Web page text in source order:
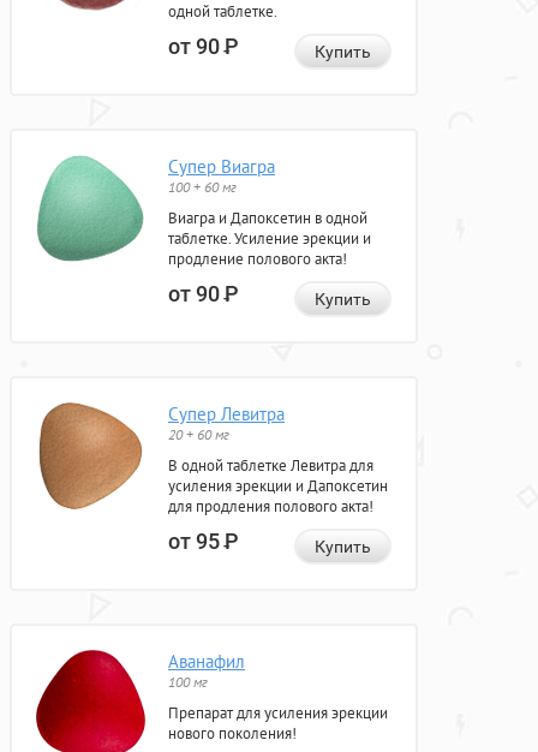
одной таблетке.
от 90Р Купить
Супер Виагра
100 + 60 мг
Виагра и Дапоксетин в одной
таблетке. Усиление эрекции и
продление полового акта!
от 90Р Купить
Супер Левитра
20 + 60 мг
В одной таблетке Левитра для
усиления эрекции и Дапоксетин
для продления полового акта!
от 95Р Купить
Аванафил
100 мг
Препарат для усиления эрекции
нового поколения!